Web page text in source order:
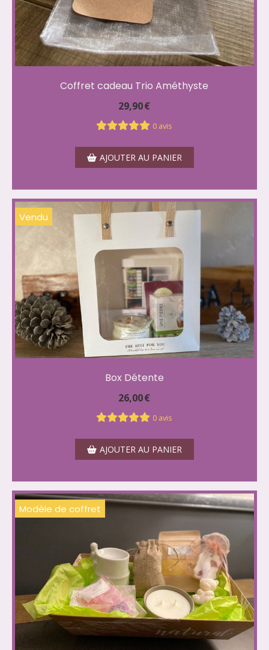
Coffret cadeau Trio Améthyste
29,90€
0 avis
AJOUTER AU PANIER
Vendu
Box Détente
26,00€
0 avis
AJOUTER AU PANIER
Modèle de coffret